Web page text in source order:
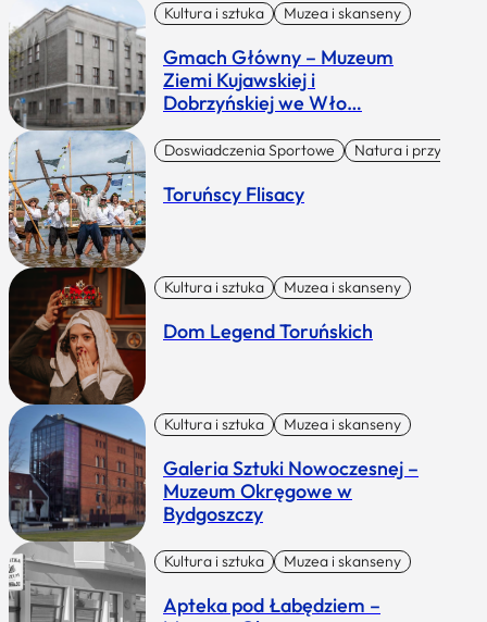
Kultura i sztuka Muzea i skanseny
Gmach Główny – Muzeum
Ziemi Kujawskiej i
Dobrzyńskiej we Wło…
Doswiadczenia Sportowe Natura i przygoda
Toruńscy Flisacy
Kultura i sztuka Muzea i skanseny
Dom Legend Toruńskich
Kultura i sztuka Muzea i skanseny
Galeria Sztuki Nowoczesnej –
Muzeum Okręgowe w
Bydgoszczy
Kultura i sztuka Muzea i skanseny
Apteka pod Łabędziem –